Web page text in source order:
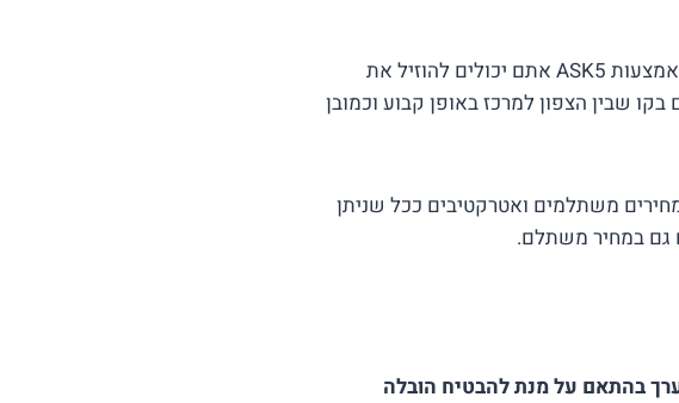
הנסיעה הארוכה יכולה לייקר את המחיר של ההובלה באופן משמעותי אך באמצעות ASK5 אתם יכולים להוזיל את
שבין הצפון למרכז באופן קבוע וכמובן
משתלמים ואטרקטיבים ככל שניתן
גם במחיר משתלם.
בהתאם על מנת להבטיח הובלה